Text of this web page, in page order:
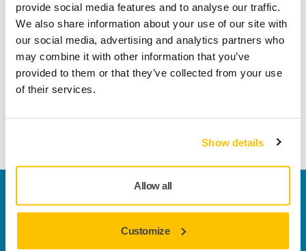
provide social media features and to analyse our traffic.
We also share information about your use of our site with
our social media, advertising and analytics partners who
may combine it with other information that you’ve
provided to them or that they’ve collected from your use
of their services.
Show details
Allow all
Customize
vediamo un grande potenziale. Il Green Deal dell'Unione
Europea e la transizione verde nel mondo, in generale, sono
elementi che influenzeranno il nostro modo di vedere e fare
le cose. Ciò riguarderà non solo per Mirka, ma il nostro
intero settore. Chi risolverà questo puzzle sarà
fondamentale per molti anni a venire. Guardando alla
Vuoi saperne di più?Contattacie il nostro team di
esperti risponderà al più presto alle tue domande.